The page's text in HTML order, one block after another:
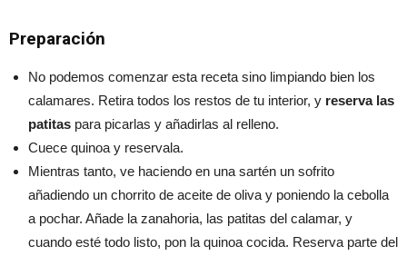
Preparación
No podemos comenzar esta receta sino limpiando bien los
calamares. Retira todos los restos de tu interior, y reserva las
patitas para picarlas y añadirlas al relleno.
Cuece quinoa y reservala.
Mientras tanto, ve haciendo en una sartén un sofrito
añadiendo un chorrito de aceite de oliva y poniendo la cebolla
a pochar. Añade la zanahoria, las patitas del calamar, y
cuando esté todo listo, pon la quinoa cocida. Reserva parte del